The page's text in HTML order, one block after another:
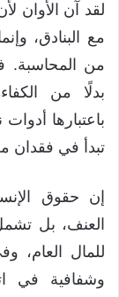
لقد آن الأوان
مع البنادق،
من المحاسبة.
بدلًا من
باعتبارها
تبدأ في فقدان
إن حقوق
العنف، بل
للمال العام،
وشفافية في